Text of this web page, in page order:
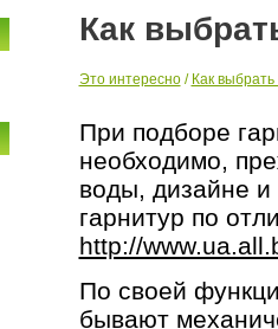
Как
Это интересно/ Как
При подборе
необходимо,
воды, дизайне
гарнитур по
http://
По своей
бывают